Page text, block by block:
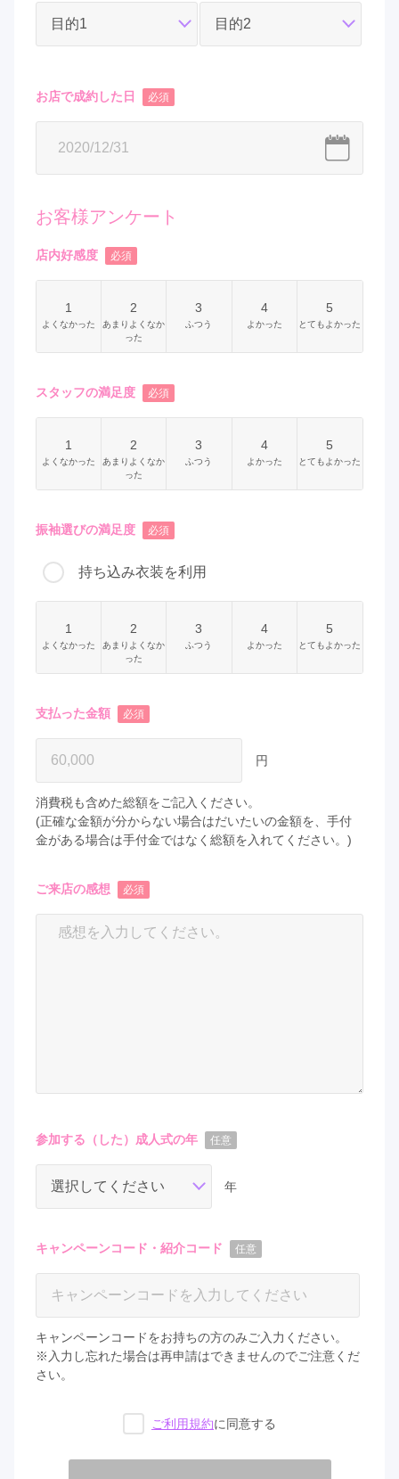
お店で成約した日 必須
お客様アンケート
店内好感度 必須
1
よくなかった
2
あまりよくなか
った
3
ふつう
4
よかった
5
とてもよかった
スタッフの満足度 必須
1
よくなかった
2
あまりよくなか
った
3
ふつう
4
よかった
5
とてもよかった
振袖選びの満足度 必須
持ち込み衣装を利用
1
よくなかった
2
あまりよくなか
った
3
ふつう
4
よかった
5
とてもよかった
支払った金額 必須
円
消費税も含めた総額をご記入ください。
(正確な金額が分からない場合はだいたいの金額を、手付
金がある場合は手付金ではなく総額を入れてください。)
ご来店の感想 必須
参加する（した）成人式の年 任意
年
キャンペーンコード・紹介コード 任意
キャンペーンコードをお持ちの方のみご入力ください。
※入力し忘れた場合は再申請はできませんのでご注意くだ
さい。
ご利用規約に同意する